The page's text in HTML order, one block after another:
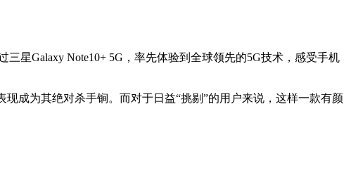
星Galaxy Note10+ 5G，率先体验到全球领先的5G技术，感受手机
成为其绝对杀手锏。而对于日益“挑剔”的用户来说，这样一款有颜